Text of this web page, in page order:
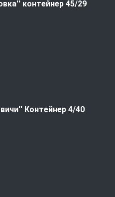
контейнер 45/29
Контейнер 4/40